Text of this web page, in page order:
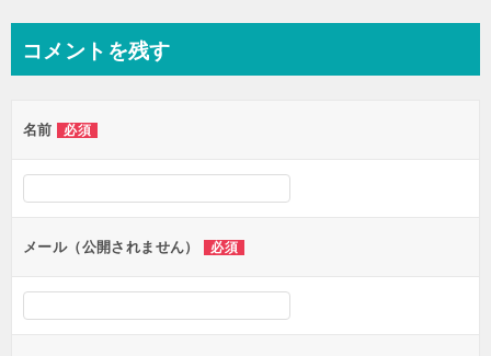
ビ
ー
シ
ン
コメントを残す
名前 必須
メール（公開されません） 必須